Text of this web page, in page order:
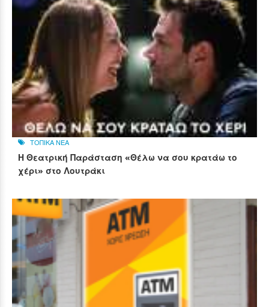
ΤΟΠΙΚΑ ΝΕΑ
Η Θεατρική Παράσταση «Θέλω να σου κρατάω το
χέρι» στο Λουτράκι